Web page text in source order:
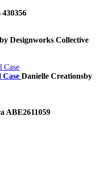
430356
by Designworks Collective
Case Danielle Creationsby
ABE2611059